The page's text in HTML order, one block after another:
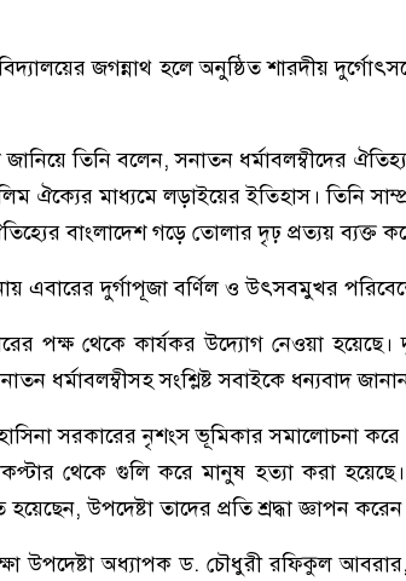
জগন্নাথ হলে অনুষ্ঠিত শারদীয়
জানিয়ে তিনি বলেন, সনাতন ধর্মাবলম্বীদের
ঐক্যের মাধ্যমে লড়াইয়ের ইতিহাস। তিনি
বাংলাদেশ গড়ে তোলার দৃঢ় প্রত্যয় ব্যক্ত
দুর্গাপূজা বর্ণিল ও উৎসবমুখর
পক্ষ থেকে কার্যকর উদ্যোগ নেওয়া হয়েছে।
ধর্মাবলম্বীসহ সংশ্লিষ্ট সবাইকে ধন্যবাদ
সরকারের নৃশংস ভূমিকার সমালোচনা
থেকে গুলি করে মানুষ হত্যা করা
উপদেষ্টা তাদের প্রতি শ্রদ্ধা জ্ঞাপন
উপদেষ্টা অধ্যাপক ড. চৌধুরী রফিকুল আবরার,